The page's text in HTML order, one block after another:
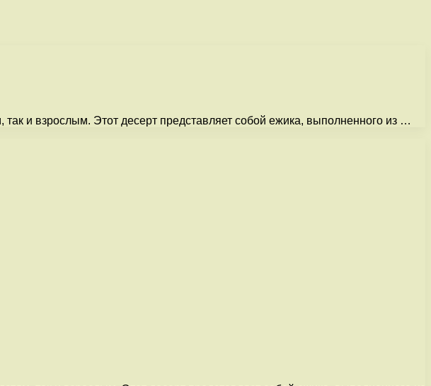
и взрослым. Этот десерт представляет собой ежика, выполненного из …